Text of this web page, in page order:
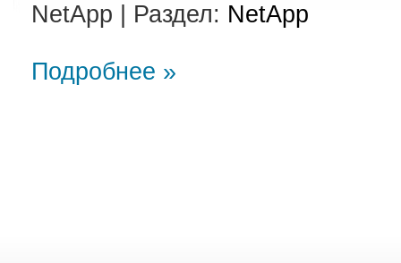
NetApp | Раздел: NetApp
Подробнее »